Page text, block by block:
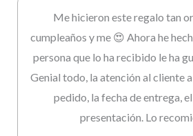
Me hicieron este regalo tan
cumpleaños y me 😍 Ahora he
persona que lo ha recibido le ha
Genial todo, la atención al cliente
pedido, la fecha de entrega,
presentación. Lo